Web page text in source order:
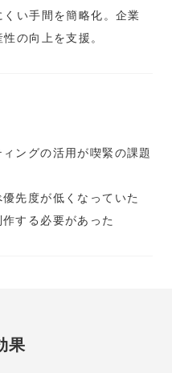
い手間を簡略化。企業
の向上を支援。
ングの活用が喫緊の課題
先度が低くなっていた
する必要があった
果